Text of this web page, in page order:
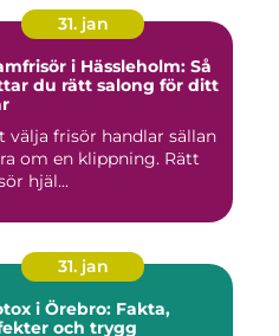
31. jan
i Hässleholm: Så
du rätt salong för ditt
välja frisör handlar sällan
om en klippning. Rätt
hjäl...
31. jan
i Örebro: Fakta,
och trygg